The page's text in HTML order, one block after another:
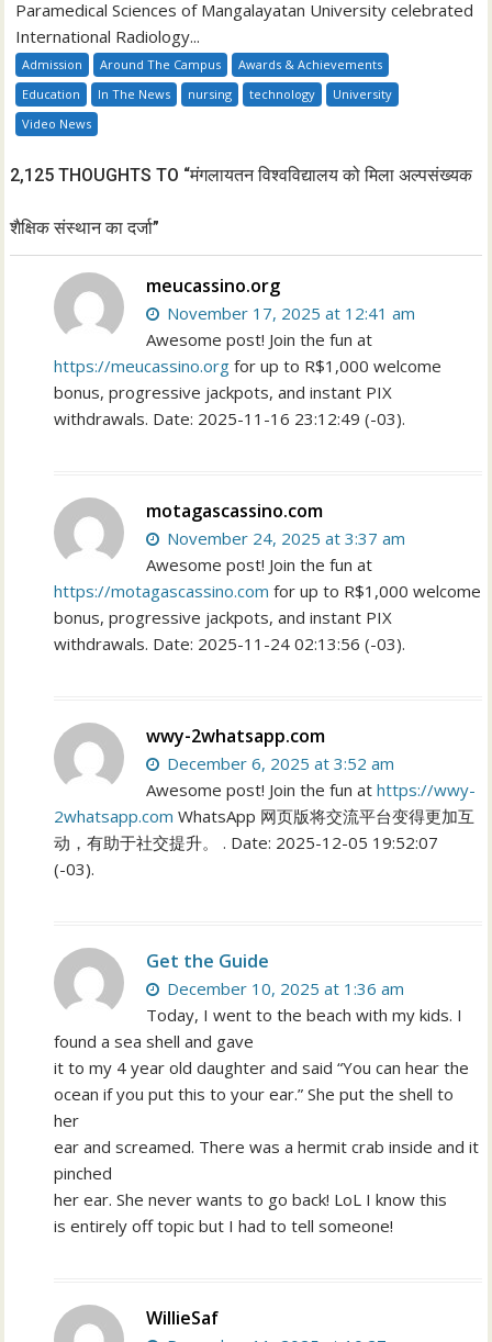
Paramedical Sciences of Mangalayatan University celebrated
International Radiology...
Admission Around The Campus
Awards & Achievements
Education
In The News nursing technology
University
Video News
2,125 THOUGHTS TO “मंगलायतन विश्वविद्यालय को मिला अल्पसंख्यक
शैक्षिक संस्थान का दर्जा”
meucassino.org
November 17, 2025 at 12:41 am
Awesome post! Join the fun at
https://meucassino.org for up to R$1,000 welcome
bonus, progressive jackpots, and instant PIX
withdrawals. Date: 2025-11-16 23:12:49 (-03).
motagascassino.com
November 24, 2025 at 3:37 am
Awesome post! Join the fun at
https://motagascassino.com for up to R$1,000 welcome
bonus, progressive jackpots, and instant PIX
withdrawals. Date: 2025-11-24 02:13:56 (-03).
wwy-2whatsapp.com
December 6, 2025 at 3:52 am
Awesome post! Join the fun athttps://wwy-
2whatsapp.com WhatsApp 网页版将交流平台变得更加互
动，有助于社交提升。 . Date: 2025-12-05 19:52:07
(-03).
Get the Guide
December 10, 2025 at 1:36 am
Today, I went to the beach with my kids. I
found a sea shell and gave
it to my 4 year old daughter and said “You can hear the
ocean if you put this to your ear.” She put the shell to
her
ear and screamed. There was a hermit crab inside and it
pinched
her ear. She never wants to go back! LoL I know this
is entirely off topic but I had to tell someone!
WillieSaf